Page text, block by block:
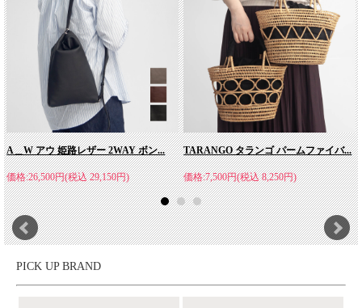
ルバーや真鍮、半貴石を用いたアクセサリー、アパレルOEMの
プロ集団です。各々がその道のプロであると同時に独立自営型と
して活動しています。
A＿W アウ 姫路レザー 2WAY ボン...
価格:26,500円(税込 29,150円)
TARANGO タランゴ パームファイバ...
価格:7,500円(税込 8,250円)
PICK UP BRAND